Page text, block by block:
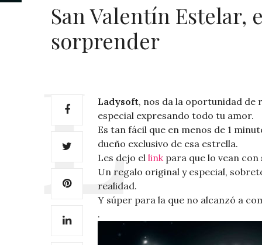
San Valentín Estelar,
sorprender
Ladysoft, nos da la oportunidad de
especial expresando todo tu amor.
Es tan fácil que en menos de 1
dueño exclusivo de esa estrella.
Les dejo el link para que lo vean
Un regalo original y especial,
realidad.
Y súper para la que no alcanzó a
.